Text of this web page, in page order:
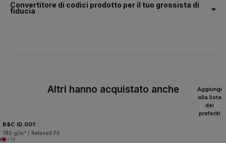
Convertitore di codici prodotto per il tuo grossista di
fiducia
Altri hanno acquistato anche
Aggiungi
alla lista
dei
preferiti
B&C ID.001
180 g/m² / Relaxed Fit
+16